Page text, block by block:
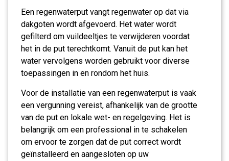
Een regenwaterput vangt regenwater op dat via
dakgoten wordt afgevoerd. Het water wordt
gefilterd om vuildeeltjes te verwijderen voordat
het in de put terechtkomt. Vanuit de put kan het
water vervolgens worden gebruikt voor diverse
toepassingen in en rondom het huis.
Voor de installatie van een regenwaterput is vaak
een vergunning vereist, afhankelijk van de grootte
van de put en lokale wet- en regelgeving. Het is
belangrijk om een professional in te schakelen
om ervoor te zorgen dat de put correct wordt
geïnstalleerd en aangesloten op uw